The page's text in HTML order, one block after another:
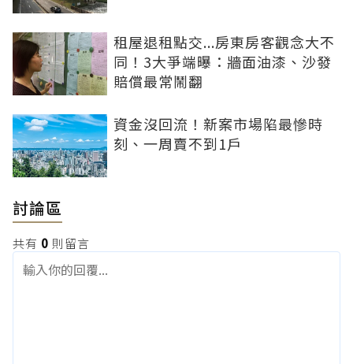
租屋退租點交...房東房客觀念大不
同！3大爭端曝：牆面油漆、沙發
賠償最常鬧翻
資金沒回流！新案市場陷最慘時
刻、一周賣不到1戶
討論區
共有 0 則留言